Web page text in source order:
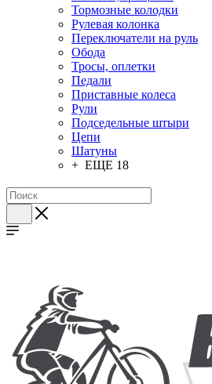
Тормозные колодки
Рулевая колонка
Переключатели на руль
Обода
Тросы, оплетки
Педали
Приставные колеса
Рули
Подседельные штыри
Цепи
Шатуны
+ ЕЩЕ 18